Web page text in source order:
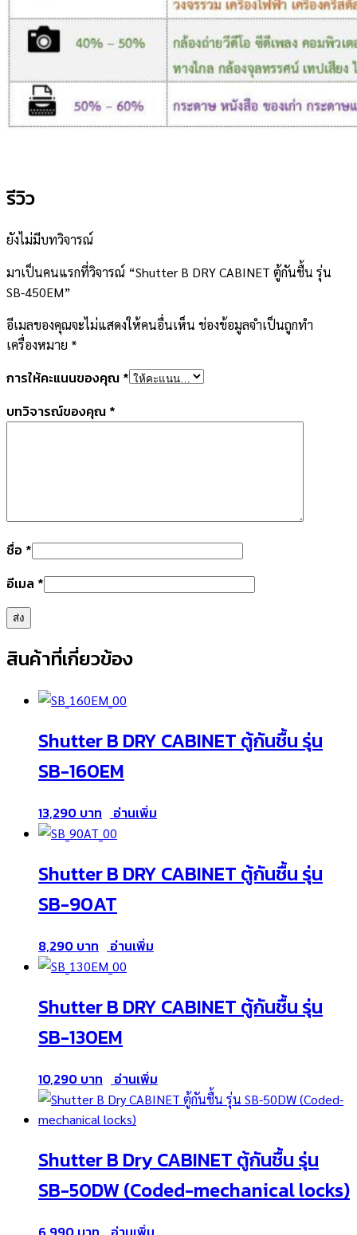
รีวิว
ยังไม่มีบทวิจารณ์
มาเป็นคนแรกที่วิจารณ์ “Shutter B DRY CABINET ตู้กันชื้น รุ่น
SB-450EM”
อีเมลของคุณจะไม่แสดงให้คนอื่นเห็น ช่องข้อมูลจำเป็นถูกทำ
เครื่องหมาย *
การให้คะแนนของคุณ *
บทวิจารณ์ของคุณ *
ชื่อ *
อีเมล *
สินค้าที่เกี่ยวข้อง
Shutter B DRY CABINET ตู้กันชื้น รุ่น
SB-160EM
13,290 อ่านเพิ่ม
Shutter B DRY CABINET ตู้กันชื้น รุ่น
SB-90AT
8,290 อ่านเพิ่ม
Shutter B DRY CABINET ตู้กันชื้น รุ่น
SB-130EM
10,290 อ่านเพิ่ม
Shutter B Dry CABINET ตู้กันชื้น รุ่น
SB-50DW (Coded-mechanical locks)